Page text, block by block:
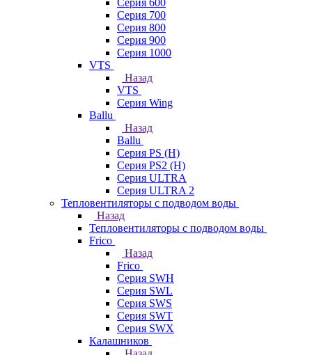
Серия 600
Серия 700
Серия 800
Серия 900
Серия 1000
VTS
Назад
VTS
Серия Wing
Ballu
Назад
Ballu
Серия PS (H)
Серия PS2 (H)
Серия ULTRA
Серия ULTRA 2
Тепловентиляторы с подводом воды
Назад
Тепловентиляторы с подводом воды
Frico
Назад
Frico
Серия SWH
Серия SWL
Серия SWS
Серия SWT
Серия SWX
Калашников